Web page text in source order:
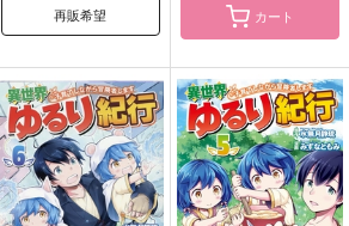
再販希望 カート